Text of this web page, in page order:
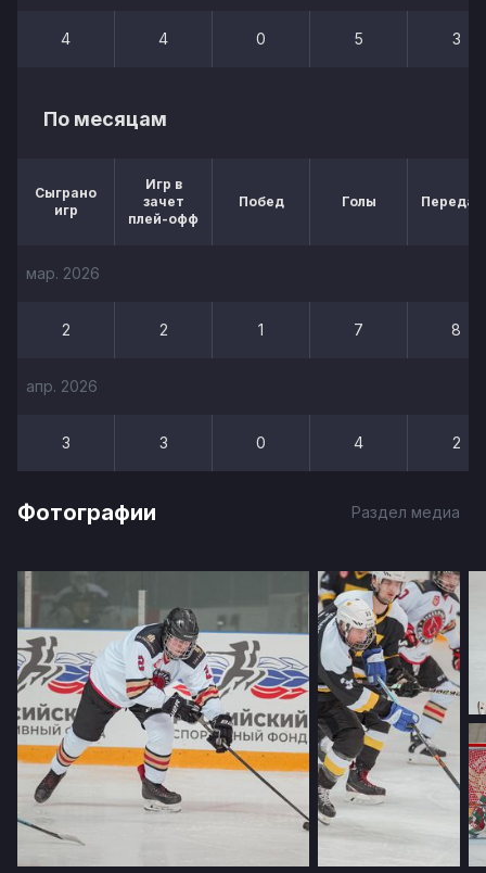
4 4 0 5 3
По месяцам
Сыграно
игр
Игр в
зачет
плей-офф
Побед Голы
мар. 2026
2 2 1 7 8
апр. 2026
3 3 0 4 2
Фотографии Раздел медиа